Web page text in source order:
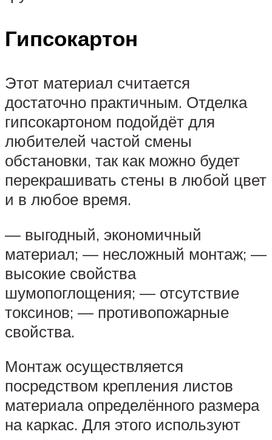
Гипсокартон
Этот материал считается
достаточно практичным. Отделка
гипсокартоном подойдёт для
любителей частой смены
обстановки, так как можно будет
перекрашивать стены в любой цвет
и в любое время.
— выгодный, экономичный
материал; — несложный монтаж; —
высокие свойства
шумопоглощения; — отсутствие
токсинов; — противопожарные
свойства.
Монтаж осуществляется
посредством крепления листов
материала определённого размера
на каркас. Для этого используют